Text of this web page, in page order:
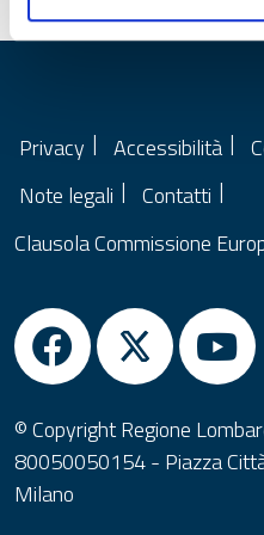
Privacy Accessibilità
Note legali
Contatti
Clausola Commissione
© Copyright Regione
80050050154 - Piazza
Milano